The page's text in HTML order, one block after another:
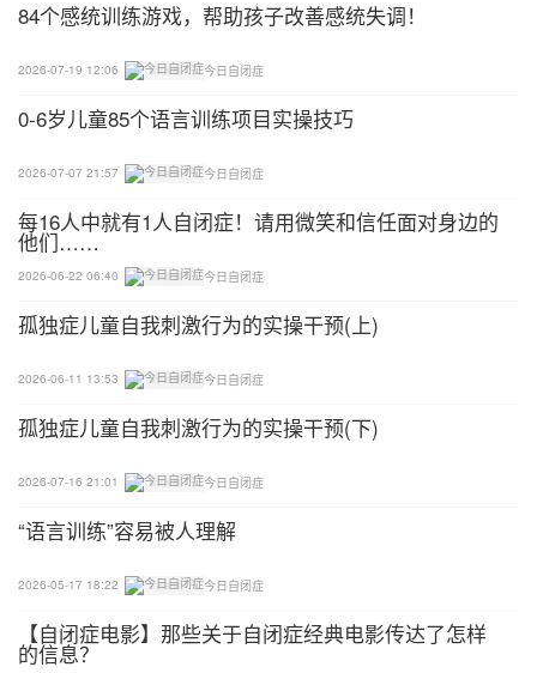
（3）跳房子：家长和孩子一起玩跳房子游戏。
（4）跳绳：双腿跳、单腿跳、正跳、倒跳、花样跳
等，父母可以一起摇绳，让孩子跳。
（5）单脚站立练习：父母可以和孩子一起进行单脚
站立比赛，看谁站的时间长。也可以增加难度进行闭
眼单脚站立练习。
（8）和孩子玩儿”撞拐“游戏
84个感统训练游戏，帮助孩子改善感统失调！
2026-07-19 12:06 今日自闭症
0-6岁儿童85个语言训练项目实操技巧
2026-07-07 21:57 今日自闭症
每16人中就有1人自闭症！请用微笑和信任面对身边的
他们……
2026-06-22 06:40 今日自闭症
孤独症儿童自我刺激行为的实操干预(上)
2026-06-11 13:53 今日自闭症
孤独症儿童自我刺激行为的实操干预(下)
2026-07-16 21:01 今日自闭症
“语言训练”容易被人理解
2026-05-17 18:22 今日自闭症
【自闭症电影】那些关于自闭症经典电影传达了怎样
的信息？